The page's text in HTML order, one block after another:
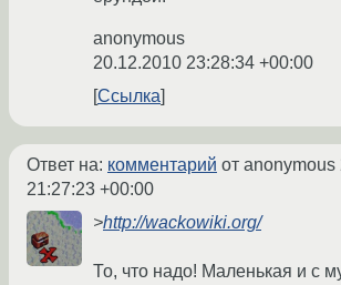
anonymous
20.12.2010 23:28:34 +00:00
Ссылка
Ответ на: комментарий от anonymous
21:27:23 +00:00
>http://wackowiki.org/
То, что надо! Маленькая и с